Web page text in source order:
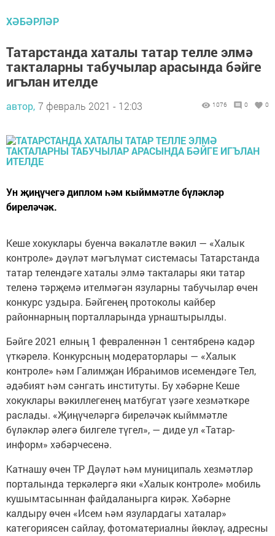
ХӘБӘРЛӘР
Татарстанда хаталы татар телле элмә
такталарны табучылар арасында бәйге
игълан ителде
автор, 7 февраль 2021 - 12:03 1076 0 0
Ун җиңүчегә диплом һәм кыйммәтле бүләкләр
биреләчәк.
Кеше хокуклары буенча вәкаләтле вәкил — «Халык
контроле» дәүләт мәгълүмат системасы Татарстанда
татар телендәге хаталы элмә такталары яки татар
теленә тәрҗемә ителмәгән язуларны табучылар өчен
конкурс уздыра. Бәйгенең протоколы кайбер
районнарның порталларында урнаштырылды.
Бәйге 2021 елның 1 февраленнән 1 сентябренә кадәр
үткәрелә. Конкурсның модераторлары — «Халык
контроле» һәм Галимҗан Ибраһимов исемендәге Тел,
әдәбият һәм сәнгать институты. Бу хәбәрне Кеше
хокуклары вәкиллегенең матбугат үзәге хезмәткәре
раслады. «Җиңүчеләргә биреләчәк кыйммәтле
бүләкләр әлегә билгеле түгел», — диде ул «Татар-
информ» хәбәрчесенә.
Катнашу өчен ТР Дәүләт һәм муниципаль хезмәтләр
порталында теркәлергә яки «Халык контроле» мобиль
кушымтасыннан файдаланырга кирәк. Хәбәрне
калдыру өчен «Исем һәм язулардагы хаталар»
категориясен сайлау, фотоматериалны йөкләү, адресны